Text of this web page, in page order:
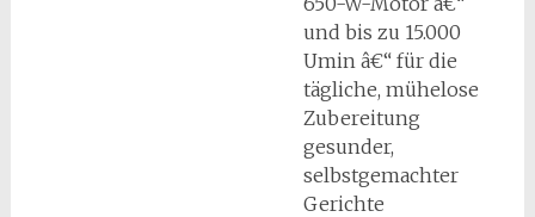
und bis zu 15.000
Umin â€“ für die
tägliche, mühelose
Zubereitung
gesunder,
selbstgemachter
Gerichte